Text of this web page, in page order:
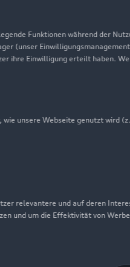
Funktionen während der
(unser
ihre Einwilligung erteilt haben.
unsere Webseite genutzt wird
relevantere und auf deren
und um die Effektivität von
Audi erleben
Newsletter